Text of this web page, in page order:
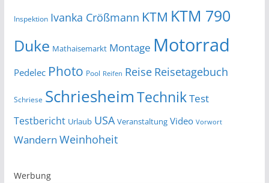
Inspektion Ivanka Crößmann KTM KTM 790
Duke Mathaisemarkt Montage Motorrad
Pedelec Photo Pool Reifen Reise Reisetagebuch
Schriese SchriesheimTechnikTest
Testbericht Urlaub USA Veranstaltung Video Vorwort
Wandern Weinhoheit
Werbung